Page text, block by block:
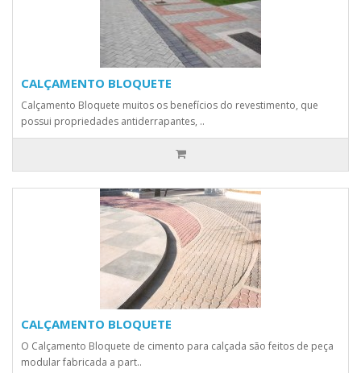
CALÇAMENTO BLOQUETE
Calçamento Bloquete muitos os benefícios do revestimento, que
possui propriedades antiderrapantes, ..
CALÇAMENTO BLOQUETE
O Calçamento Bloquete de cimento para calçada são feitos de peça
modular fabricada a part..